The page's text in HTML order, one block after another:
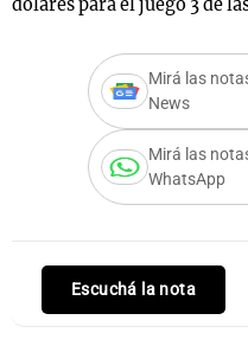
dólares para el juego 3 de
Mirá las
News
Mirá las
WhatsApp
Escuchá la nota